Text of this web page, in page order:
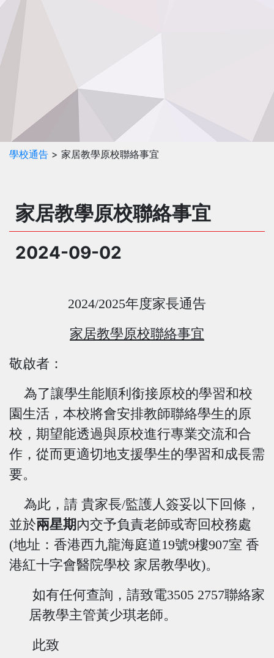
學校通告 > 家居教學原校聯絡事宜
家居教學原校聯絡事宜
2024-09-02
2024/2025年度家長通告
家居教學原校聯絡事宜
敬啟者：
為了讓學生能順利銜接原校的學習和校
園生活，本校將會安排教師聯絡學生的原
校，期望能透過與原校進行專業交流和合
作，從而更適切地支援學生的學習和成長需
要。
為此，請 貴家長/監護人簽妥以下回條，
並於兩星期 內交予負責老師或寄回校務處
(地址：香港西九龍海庭道19號9樓907室 香
港紅十字會醫院學校 家居教學收)。
如有任何查詢，請致電3505 2757聯絡家
居教學主管黃少琪老師。
此致